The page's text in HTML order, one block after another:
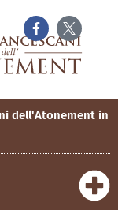
dell'Atonement in